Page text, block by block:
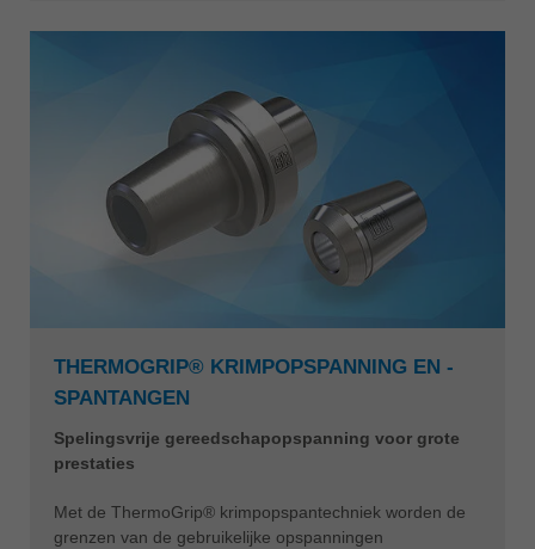
THERMOGRIP® KRIMPOPSPANNING EN -
SPANTANGEN
Spelingsvrije gereedschapopspanning voor grote
prestaties
Met de ThermoGrip® krimpopspantechniek worden de
grenzen van de gebruikelijke opspanningen